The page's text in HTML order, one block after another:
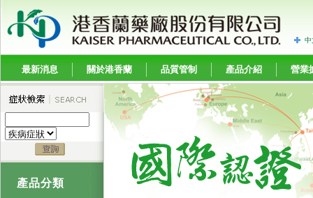
中
最新消息 關於港香蘭 品質管制 產品介紹 營業
產品分類